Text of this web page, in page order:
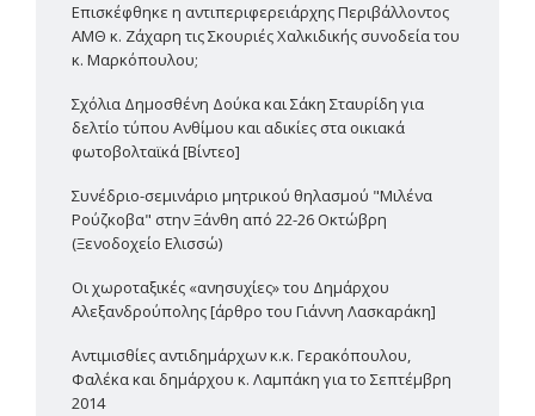
Επισκέφθηκε η αντιπεριφερειάρχης Περιβάλλοντος
ΑΜΘ κ. Ζάχαρη τις Σκουριές Χαλκιδικής συνοδεία του
κ. Μαρκόπουλου;
Σχόλια Δημοσθένη Δούκα και Σάκη Σταυρίδη για
δελτίο τύπου Ανθίμου και αδικίες στα οικιακά
φωτοβολταϊκά [Βίντεο]
Συνέδριο-σεμινάριο μητρικού θηλασμού "Μιλένα
Ρούζκοβα" στην Ξάνθη από 22-26 Οκτώβρη
(Ξενοδοχείο Ελισσώ)
Οι χωροταξικές «ανησυχίες» του Δημάρχου
Αλεξανδρούπολης [άρθρο του Γιάννη Λασκαράκη]
Αντιμισθίες αντιδημάρχων κ.κ. Γερακόπουλου,
Φαλέκα και δημάρχου κ. Λαμπάκη για το Σεπτέμβρη
2014